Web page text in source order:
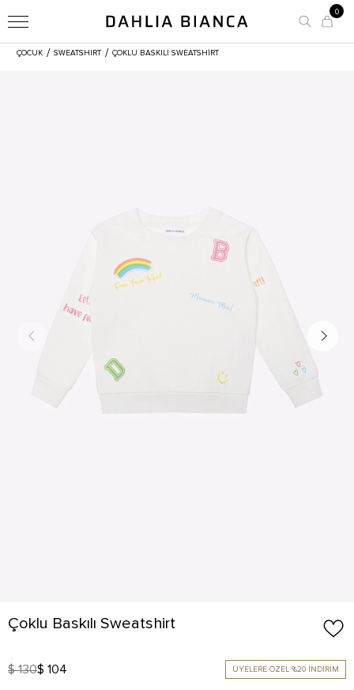
0
ÇOCUK / SWEATSHIRT / ÇOKLU BASKILI SWEATSHIRT
Çoklu Baskılı Sweatshirt
$ 130$ 104 ÜYELERE ÖZEL %20 İNDİRİM